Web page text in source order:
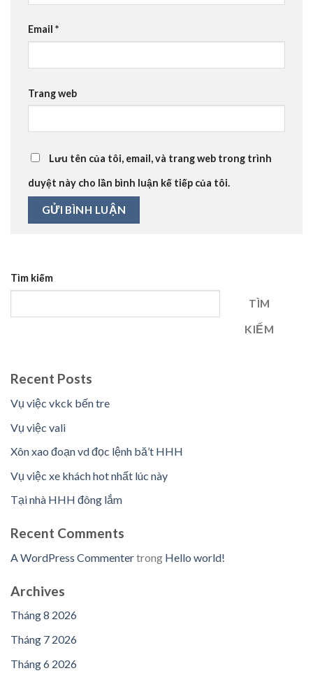
Email *
Trang web
Lưu tên của tôi, email, và trang web trong trình
duyệt này cho lần bình luận kế tiếp của tôi.
Tìm kiếm
TÌM
KIẾM
Recent Posts
Vụ việc vkck bến tre
Vụ việc vali
Xôn xao đoạn vd đọc lệnh bă’t HHH
Vụ việc xe khách hot nhất lúc này
Tại nhà HHH đông lắm
Recent Comments
A WordPress Commentertrong Hello world!
Archives
Tháng 8 2026
Tháng 7 2026
Tháng 6 2026